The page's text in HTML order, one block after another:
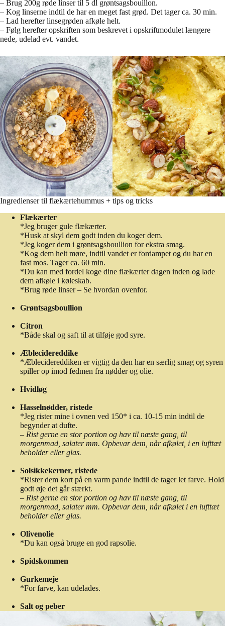
– Brug 200g røde linser til 5 dl grøntsagsbouillon.
– Kog linserne indtil de har en meget fast grød. Det tager ca. 30 min.
– Lad herefter linsegrøden afkøle helt.
– Følg herefter opskriften som beskrevet i opskriftmodulet længere
nede, udelad evt. vandet.
Ingredienser til flækærtehummus + tips og tricks
Flækærter
*Jeg bruger gule flækærter.
*Husk at skyl dem godt inden du koger dem.
*Jeg koger dem i grøntsagsboullion for ekstra smag.
*Kog dem helt møre, indtil vandet er fordampet og du har en
fast mos. Tager ca. 60 min.
*Du kan med fordel koge dine flækærter dagen inden og lade
dem afkøle i køleskab.
*Brug røde linser – Se hvordan ovenfor.
Grøntsagsboullion
Citron
*Både skal og saft til at tilføje god syre.
Æblecidereddike
*Æblecidereddiken er vigtig da den har en særlig smag og syren
spiller op imod fedmen fra nødder og olie.
Hvidløg
Hasselnødder, ristede
*Jeg rister mine i ovnen ved 150* i ca. 10-15 min indtil de
begynder at dufte.
– Rist gerne en stor portion og hav til næste gang, til
morgenmad, salater mm. Opbevar dem, når afkølet, i en lufttæt
beholder eller glas.
Solsikkekerner, ristede
*Rister dem kort på en varm pande indtil de tager let farve. Hold
godt øje det går stærkt.
– Rist gerne en stor portion og hav til næste gang, til
morgenmad, salater mm. Opbevar dem, når afkølet i en lufttæt
beholder eller glas.
Olivenolie
*Du kan også bruge en god rapsolie.
Spidskommen
Gurkemeje
*For farve, kan udelades.
Salt og peber